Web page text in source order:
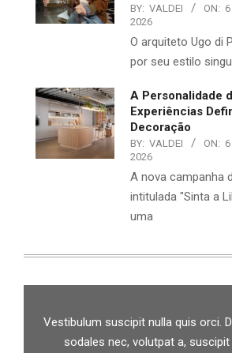
BY: VALDEI ON:
2026
O arquiteto Ugo di
por seu estilo
A Personalidade
Experiências
Decoração
BY: VALDEI ON:
2026
A nova campanha
intitulada "Sinta a
uma
Vestibulum suscipit nulla quis orci.
sodales nec, volutpat a, suscipit